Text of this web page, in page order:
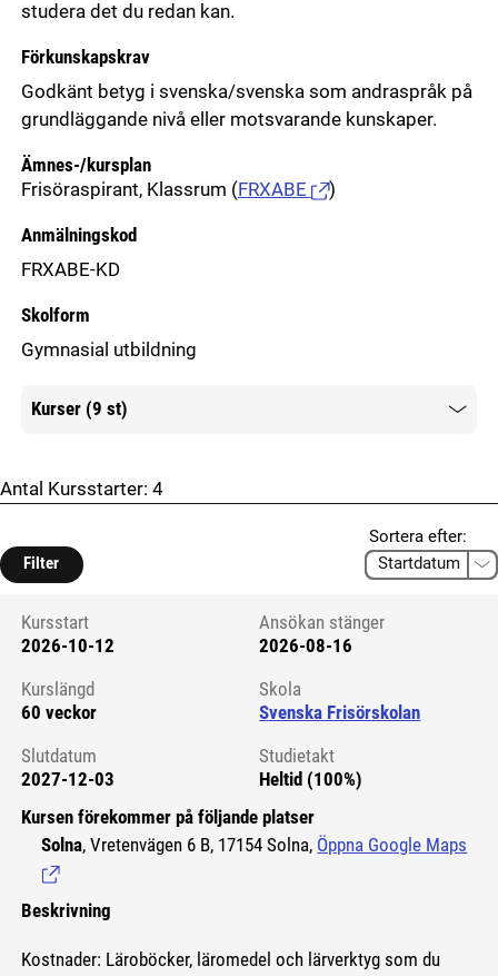
studera det du redan kan.
Förkunskapskrav
Godkänt betyg i svenska/svenska som andraspråk på
grundläggande nivå eller motsvarande kunskaper.
Ämnes-/kursplan
Frisöraspirant, Klassrum (FRXABE )
Anmälningskod
FRXABE-KD
Skolform
Gymnasial utbildning
Kurser (9 st)
Mer information
Antal Kursstarter: 4
Filter
Sortera efter:
Kursstart 6121109
Kursstart
2026-10-12
Ansökan stänger
2026-08-16
Kurslängd
60 veckor
Skola
Svenska Frisörskolan
Slutdatum
2027-12-03
Studietakt
Heltid (100%)
Kursen förekommer på följande platser
Solna, Vretenvägen 6 B, 17154 Solna, Öppna Google Maps
Beskrivning
Kostnader: Läroböcker, läromedel och lärverktyg som du